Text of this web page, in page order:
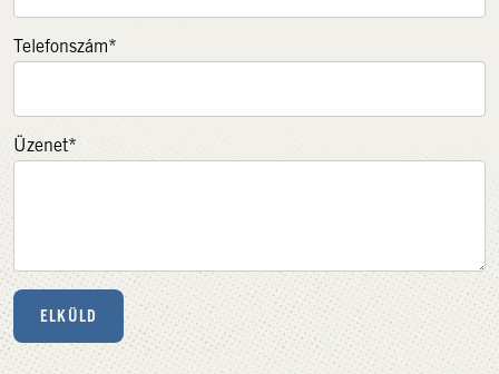
Telefonszám*
Üzenet*
ELKÜLD